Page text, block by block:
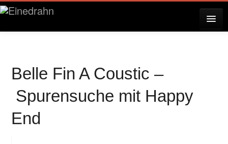
RESERVIERUNG
Belle Fin A Coustic –
Spurensuche mit Happy
End